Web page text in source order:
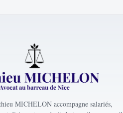
MICHELON accompagne salariés,